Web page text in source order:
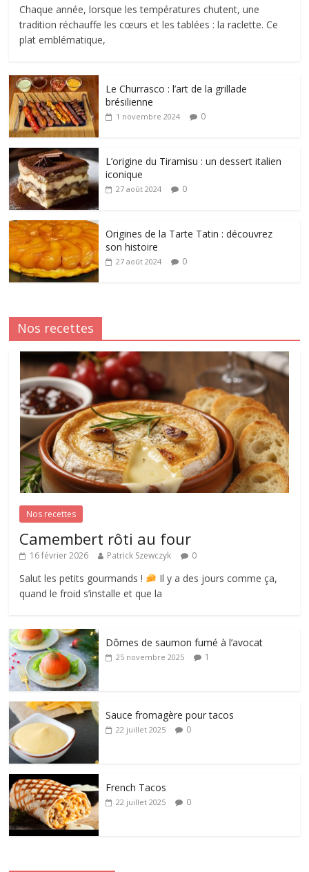
Chaque année, lorsque les températures chutent, une
tradition réchauffe les cœurs et les tablées : la raclette. Ce
plat emblématique,
Le Churrasco : l’art de la grillade
brésilienne
1 novembre 2024 0
L’origine du Tiramisu : un dessert italien
iconique
27 août 2024 0
Origines de la Tarte Tatin : découvrez
son histoire
27 août 2024 0
Nos recettes
Nos recettes
Camembert rôti au four
16 février 2026 Patrick Szewczyk 0
Salut les petits gourmands !
Il y a des jours comme ça,
quand le froid s’installe et que la
Dômes de saumon fumé à l’avocat
25 novembre 2025 1
Sauce fromagère pour tacos
22 juillet 2025 0
French Tacos
22 juillet 2025 0